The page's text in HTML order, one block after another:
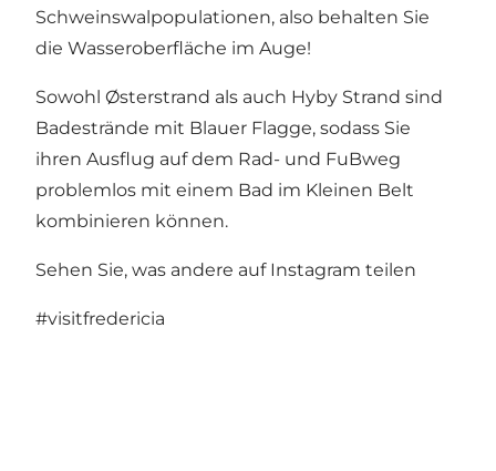
Schweinswalpopulationen, also behalten Sie
die Wasseroberfläche im Auge!
Sowohl Østerstrand als auch Hyby Strand sind
Badestrände mit Blauer Flagge, sodass Sie
ihren Ausflug auf dem Rad- und FuBweg
problemlos mit einem Bad im Kleinen Belt
kombinieren können.
Sehen Sie, was andere auf Instagram teilen
#visitfredericia